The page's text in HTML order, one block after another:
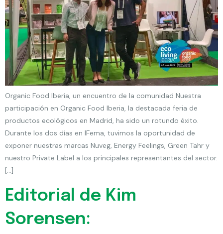
Organic Food Iberia, un encuentro de la comunidad Nuestra
participación en Organic Food Iberia, la destacada feria de
productos ecológicos en Madrid, ha sido un rotundo éxito.
Durante los dos días en IFema, tuvimos la oportunidad de
exponer nuestras marcas Nuveg, Energy Feelings, Green Tahr y
nuestro Private Label a los principales representantes del sector.
[…]
Editorial de Kim
Sorensen: